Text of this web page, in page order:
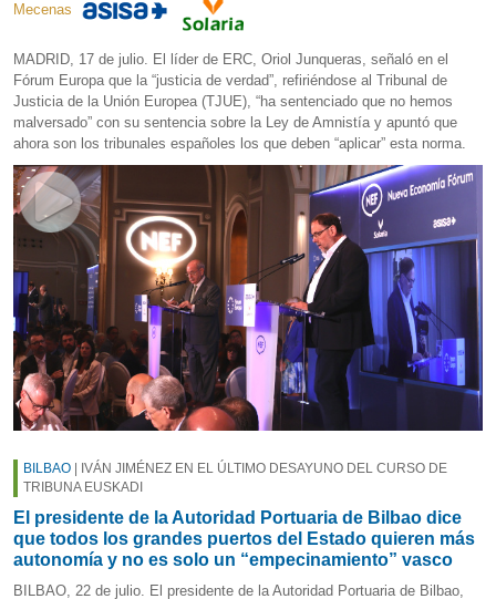
BILBAO | IVÁN JIMÉNEZ EN EL ÚLTIMO DESAYUNO DEL CURSO DE
TRIBUNA EUSKADI
El presidente de la Autoridad Portuaria de Bilbao dice
que todos los grandes puertos del Estado quieren más
autonomía y no es solo un “empecinamiento” vasco
BILBAO, 22 de julio. El presidente de la Autoridad Portuaria de Bilbao,
Mecenas
MADRID, 17 de julio. El líder de ERC, Oriol Junqueras, señaló en el
Fórum Europa que la “justicia de verdad”, refiriéndose al Tribunal de
Justicia de la Unión Europea (TJUE), “ha sentenciado que no hemos
malversado” con su sentencia sobre la Ley de Amnistía y apuntó que
ahora son los tribunales españoles los que deben “aplicar” esta norma.